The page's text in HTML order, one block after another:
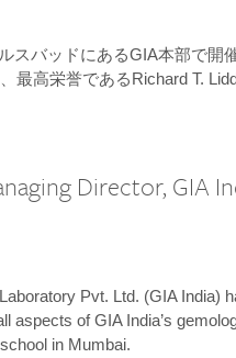
スバッドにあるGIA本部で開
最高栄誉であるRichard T.
Director, GIA
Pvt. Ltd. (GIA India)
aspects of GIA India’s
in Mumbai.